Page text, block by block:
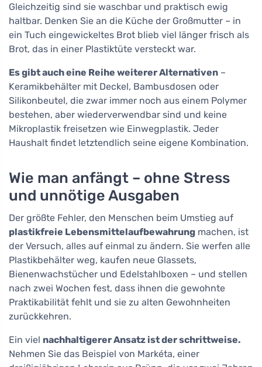
Gleichzeitig sind sie waschbar und praktisch ewig
haltbar. Denken Sie an die Küche der Großmutter – in
ein Tuch eingewickeltes Brot blieb viel länger frisch als
Brot, das in einer Plastiktüte versteckt war.
Es gibt auch eine Reihe weiterer Alternativen –
Keramikbehälter mit Deckel, Bambusdosen oder
Silikonbeutel, die zwar immer noch aus einem Polymer
bestehen, aber wiederverwendbar sind und keine
Mikroplastik freisetzen wie Einwegplastik. Jeder
Haushalt findet letztendlich seine eigene Kombination.
Wie man anfängt – ohne Stress
und unnötige Ausgaben
Der größte Fehler, den Menschen beim Umstieg auf
plastikfreie Lebensmittelaufbewahrung machen, ist
der Versuch, alles auf einmal zu ändern. Sie werfen alle
Plastikbehälter weg, kaufen neue Glassets,
Bienenwachstücher und Edelstahlboxen – und stellen
nach zwei Wochen fest, dass ihnen die gewohnte
Praktikabilität fehlt und sie zu alten Gewohnheiten
zurückkehren.
Ein viel nachhaltigerer Ansatz ist der schrittweise.
Nehmen Sie das Beispiel von Markéta, einer